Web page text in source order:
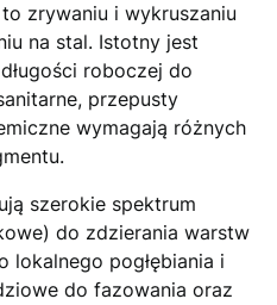
zrywaniu i wykruszaniu
na stal. Istotny jest
roboczej do
przepusty
wymagają różnych
szerokie spektrum
do zdzierania warstw
lokalnego pogłębiania i
do fazowania oraz